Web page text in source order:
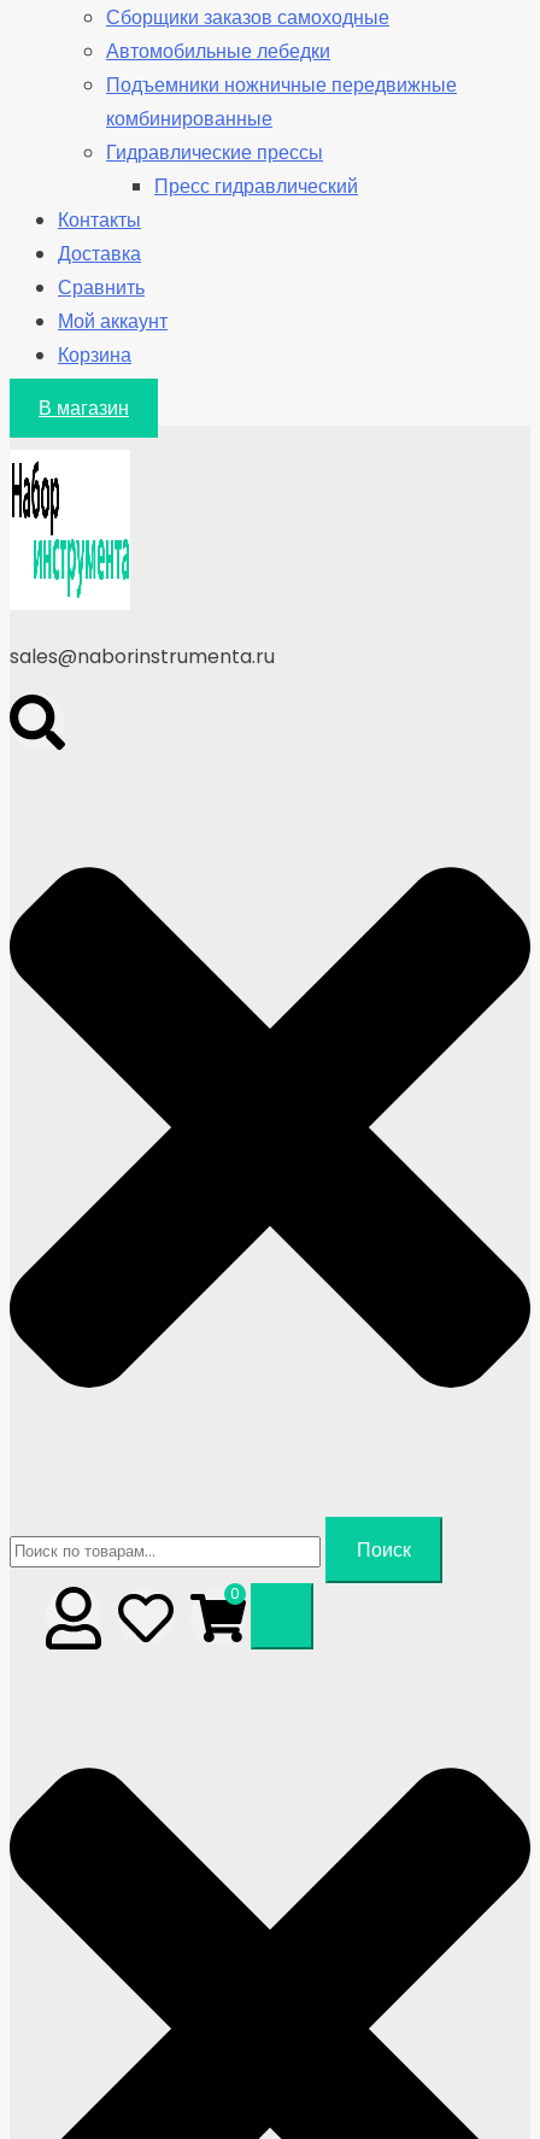
Сборщики заказов самоходные
Автомобильные лебедки
Подъемники ножничные передвижные
комбинированные
Гидравлические прессы
Пресс гидравлический
Контакты
Доставка
Сравнить
Мой аккаунт
Корзина
В магазин
sales@naborinstrumenta.ru
Искать:
Поиск
0